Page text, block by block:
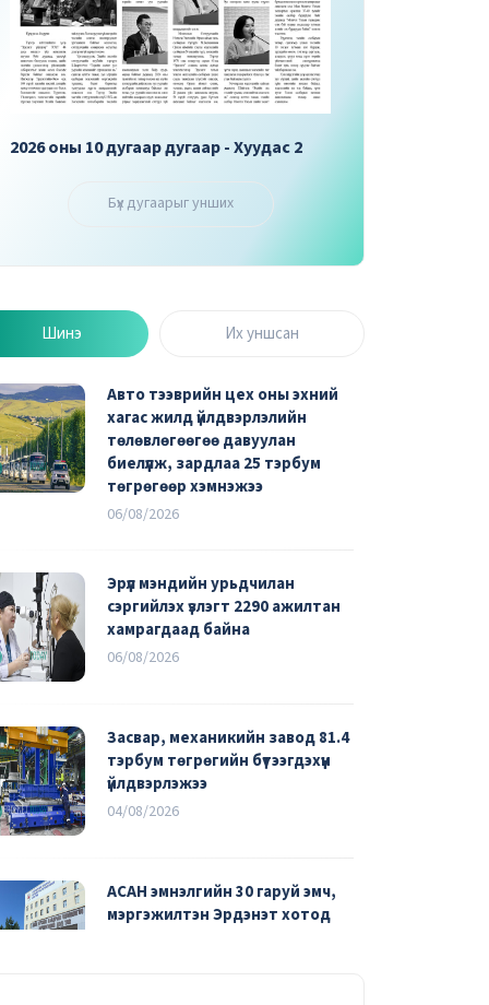
2 2026 оны 10 дугаар дугаар - Хуудас 3
Бүх дугаарыг унших
Шинэ Их уншсан
Авто тээврийн цех оны эхний
хагас жилд үйлдвэрлэлийн
төлөвлөгөөгөө давуулан
биелүүлж, зардлаа 25 тэрбум
төгрөгөөр хэмнэжээ
06/08/2026
Эрүүл мэндийн урьдчилан
сэргийлэх үзлэгт 2290 ажилтан
хамрагдаад байна
06/08/2026
Засвар, механикийн завод 81.4
тэрбум төгрөгийн бүтээгдэхүүн
үйлдвэрлэжээ
04/08/2026
АСАН эмнэлгийн 30 гаруй эмч,
мэргэжилтэн Эрдэнэт хотод